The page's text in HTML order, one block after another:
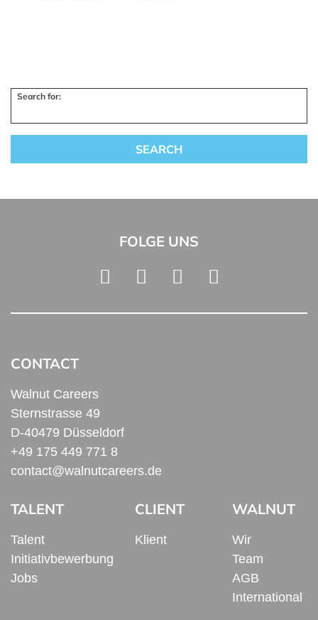
Search for:
FOLGE UNS
CONTACT
Walnut Careers
Sternstrasse 49
D-40479 Düsseldorf
+49 175 449 771 8
contact@walnutcareers.de
TALENT
Talent
Initiativbewerbung
Jobs
CLIENT
Klient
WALNUT
Wir
Team
AGB
International